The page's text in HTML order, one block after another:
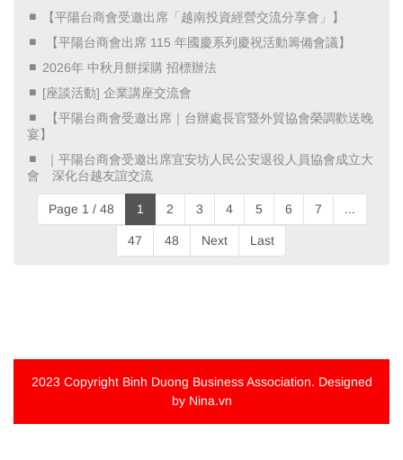
【平陽台商會受邀出席「越南投資經營交流分享會」】
​ 【平陽台商會出席 115 年國慶系列慶祝活動籌備會議】 ​
2026年 中秋月餅採購 招標辦法
[座談活動] 企業講座交流會
​ 【平陽台商會受邀出席｜台辦處長官暨外貿協會榮調歡送晚
宴】 ​
​ ｜平陽台商會受邀出席宜安坊人民公安退役人員協會成立大
會 深化台越友誼交流 ​
Page 1 / 48 1 2 3 4 5 6 7 ...
47 48 Next Last
2023 Copyright Binh Duong Business Association. Designed
by Nina.vn